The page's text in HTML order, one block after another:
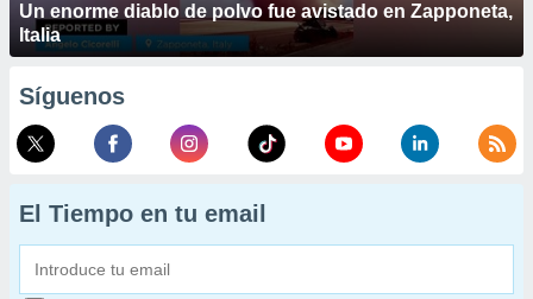
Un enorme diablo de polvo fue avistado en Zapponeta,
Italia
Síguenos
El Tiempo en tu email